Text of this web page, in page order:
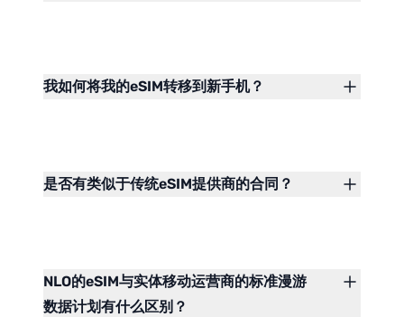
我如何将我的eSIM转移到新手机？
是否有类似于传统eSIM提供商的合同？
NLO的eSIM与实体移动运营商的标准漫游
数据计划有什么区别？